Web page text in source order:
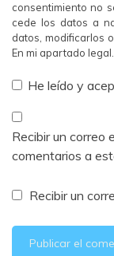
consentimiento no
cede los datos a
datos, modificarlos
En mi apartado legal.
He leído y
Recibir un correo
comentarios a
Recibir un